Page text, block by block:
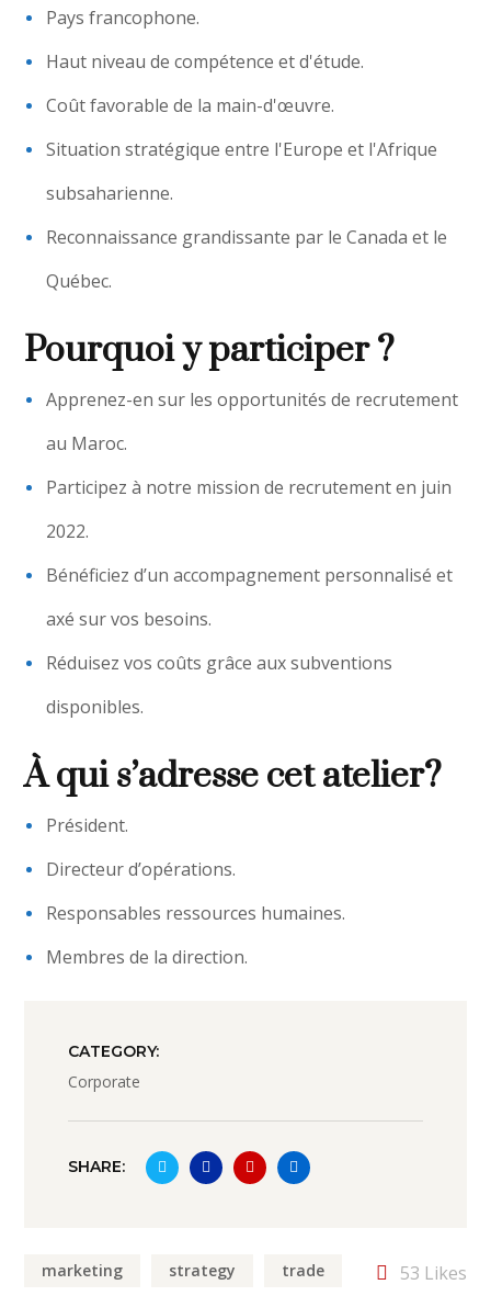
Pays francophone.
Haut niveau de compétence et d'étude.
Coût favorable de la main-d'œuvre.
Situation stratégique entre l'Europe et l'Afrique
subsaharienne.
Reconnaissance grandissante par le Canada et le
Québec.
Pourquoi y participer ?
Apprenez-en sur les opportunités de recrutement
au Maroc.
Participez à notre mission de recrutement en juin
2022.
Bénéficiez d’un accompagnement personnalisé et
axé sur vos besoins.
Réduisez vos coûts grâce aux subventions
disponibles.
À qui s’adresse cet atelier?
Président.
Directeur d’opérations.
Responsables ressources humaines.
Membres de la direction.
CATEGORY:
Corporate
SHARE:
marketing strategy trade 53 Likes